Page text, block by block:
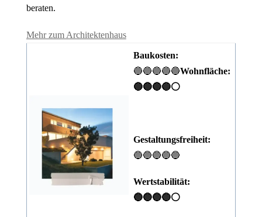
beraten.
Mehr zum Architektenhaus
Baukosten:
🔵🔵🔵🔵🔵Wohnfläche:
🔵🔵🔵🔵⚪
Gestaltungsfreiheit:
🔵🔵🔵🔵🔵
Wertstabilität:
🔵🔵🔵🔵⚪